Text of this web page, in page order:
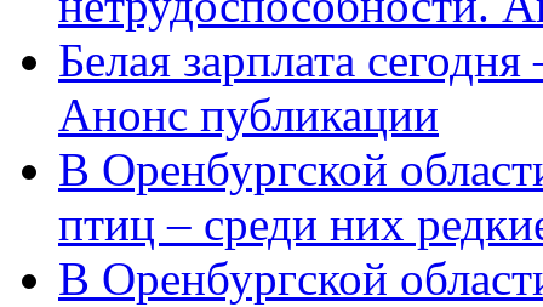
Белая зарплата
Анонс публикации
В Оренбургской
птиц – среди них
В Оренбургской